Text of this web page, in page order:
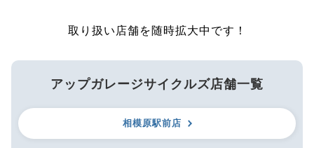
取り扱い店舗を随時拡大中です！
アップガレージサイクルズ店舗一覧
相模原駅前店